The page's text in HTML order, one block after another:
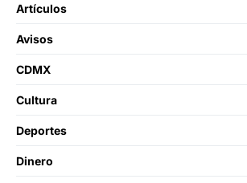
Artículos
Avisos
CDMX
Cultura
Deportes
Dinero